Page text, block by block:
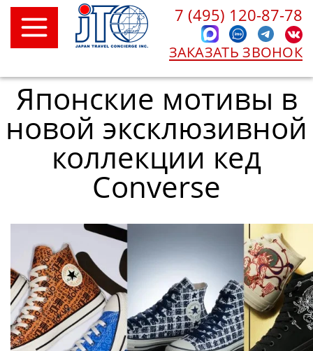
7 (495) 120-87-78
ЗАКАЗАТЬ ЗВОНОК
Японские мотивы в
новой эксклюзивной
коллекции кед
Converse